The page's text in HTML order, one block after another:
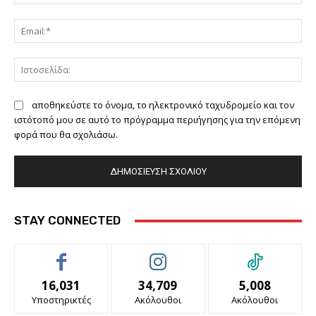
αποθηκεύστε το όνομα, το ηλεκτρονικό ταχυδρομείο και τον
ιστότοπό μου σε αυτό το πρόγραμμα περιήγησης για την επόμενη
φορά που θα σχολιάσω.
STAY CONNECTED
16,031
Υποστηρικτές
34,709
Ακόλουθοι
5,008
Ακόλουθοι